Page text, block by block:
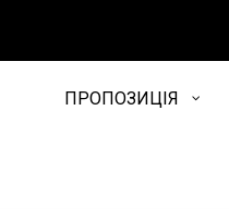
ПРОПОЗИЦІЯ